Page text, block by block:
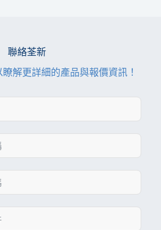
聯絡荃新
解更詳細的產品與報價資訊！